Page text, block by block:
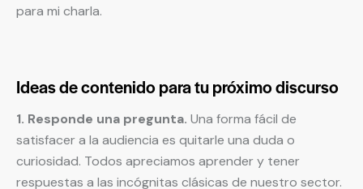
para mi charla.
Ideas de contenido para tu próximo discurso
1. Responde una pregunta. Una forma fácil de
satisfacer a la audiencia es quitarle una duda o
curiosidad. Todos apreciamos aprender y tener
respuestas a las incógnitas clásicas de nuestro sector.